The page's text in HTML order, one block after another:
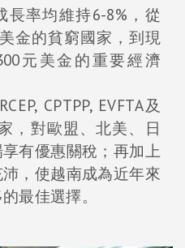
長率均維持6-8%，從
金的貧窮國家，到現
元美金的重要經濟
CPTPP, EVFTA及
，對歐盟、北美、日
有優惠關稅；再加上
，使越南成為近年來
的最佳選擇。